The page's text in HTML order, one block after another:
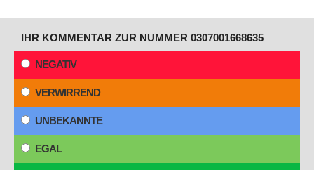
IHR KOMMENTAR ZUR NUMMER 0307001668635
NEGATIV
VERWIRREND
UNBEKANNTE
EGAL